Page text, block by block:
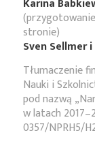
Karina
stronie)
Sven Sellmer
Tłumaczenie
Nauki i
pod nazwą
w latach
0357/NPRH5/